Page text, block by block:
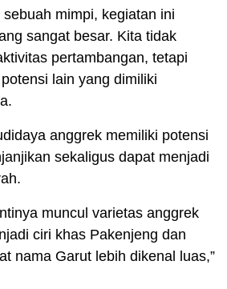
mimpi, kegiatan ini
sangat besar. Kita tidak
pertambangan, tetapi
lain yang dimiliki
anggrek memiliki potensi
sekaligus dapat menjadi
muncul varietas anggrek
ciri khas Pakenjeng dan
nama Garut lebih dikenal luas,”